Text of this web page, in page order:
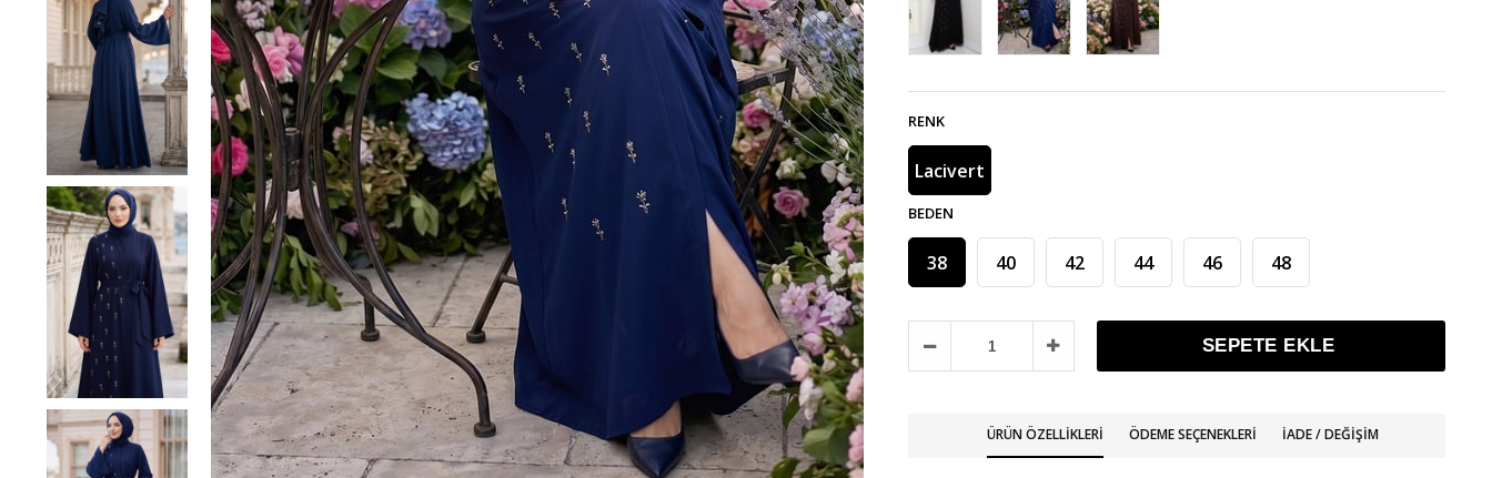
RENK
Lacivert
BEDEN
38 40 42 44 46 48
ÜRÜN ÖZELLIKLERI ÖDEME SEÇENEKLERI İADE / DEĞIŞIM